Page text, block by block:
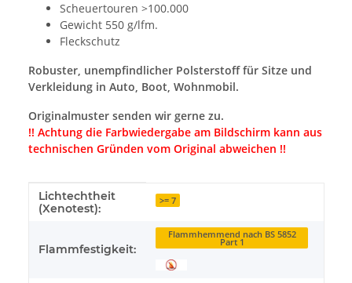
Scheuertouren >100.000
Gewicht 550 g/lfm.
Fleckschutz
Robuster, unempfindlicher Polsterstoff für Sitze und
Verkleidung in Auto, Boot, Wohnmobil.
Originalmuster senden wir gerne zu.
!! Achtung die Farbwiedergabe am Bildschirm kann aus
technischen Gründen vom Original abweichen !!
Produkteigenschaft
Wert
Lichtechtheit
(Xenotest):
>= 7
Flammfestigkeit:
Flammhemmend nach BS 5852
Part 1